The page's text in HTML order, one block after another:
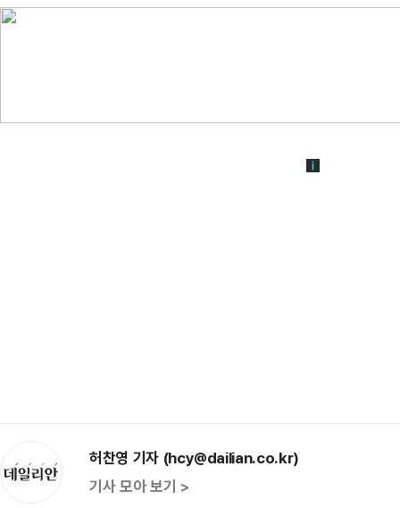
허찬영 기자 (hcy@dailian.co.kr)
기사 모아 보기 >